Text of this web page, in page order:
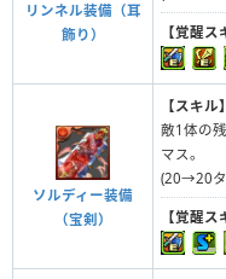
リンネル装備（耳
飾り）
【覚醒ス
ソルディー装備
（宝剣）
【スキル】
敵1体の
マス。
(20→20
【覚醒ス